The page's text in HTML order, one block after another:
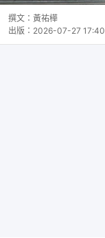
撰文： 黃祐樺
出版： 2026-07-27 17:40